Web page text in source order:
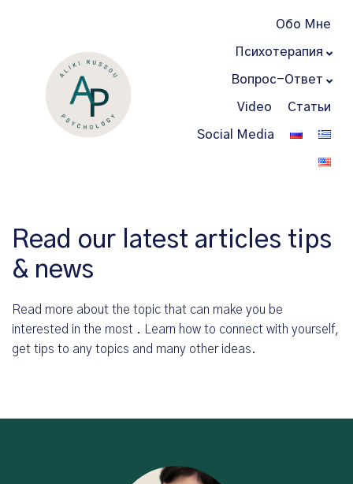
Обо Мне
Психотерапия
Вопрос-Ответ
Video Статьи
Social Media
Read our latest articles tips
& news
Read more about the topic that can make you be
interested in the most . Learn how to connect with yourself,
get tips to any topics and many other ideas.